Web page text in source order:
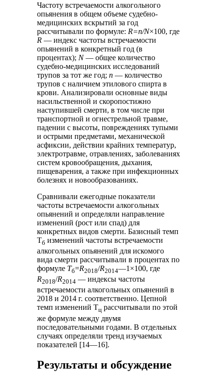
Частоту встречаемости алкогольного
опьянения в общем объеме судебно-
медицинских вскрытий за год
рассчитывали по формуле: R=n/N×100, где
R — индекс частоты встречаемости
опьянений в конкретный год (в
процентах); N— общее количество
судебно-медицинских исследований
трупов за тот же год;n — количество
трупов с наличием этилового спирта в
крови. Анализировали основные виды
насильственной и скоропостижно
наступившей смерти, в том числе при
транспортной и огнестрельной травме,
падении с высоты, повреждениях тупыми
и острыми предметами, механической
асфиксии, действии крайних температур,
электротравме, отравлениях, заболеваниях
систем кровообращения, дыхания,
пищеварения, а также при инфекционных
болезнях и новообразованиях.
Сравнивали ежегодные показатели
частоты встречаемости алкогольных
опьянений и определяли направление
изменений (рост или спад) для
конкретных видов смерти. Базисный темп
Tб изменений частоты встречаемости
алкогольных опьянений для искомого
вида смерти рассчитывали в процентах по
формуле Tб=R2018/R2014—1×100, где
R2018/R2014 — индексы частоты
встречаемости алкогольных опьянений в
2018 и 2014 г. соответственно. Цепной
темп изменений Tц рассчитывали по этой
же формуле между двумя
последовательными годами. В отдельных
случаях определяли тренд изучаемых
показателей [14—16].
Результаты и обсуждение